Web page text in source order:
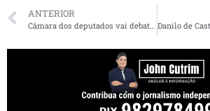
ANTERIOR
Câmara dos deputados vai debater fim da escala 6×1 em São Luís